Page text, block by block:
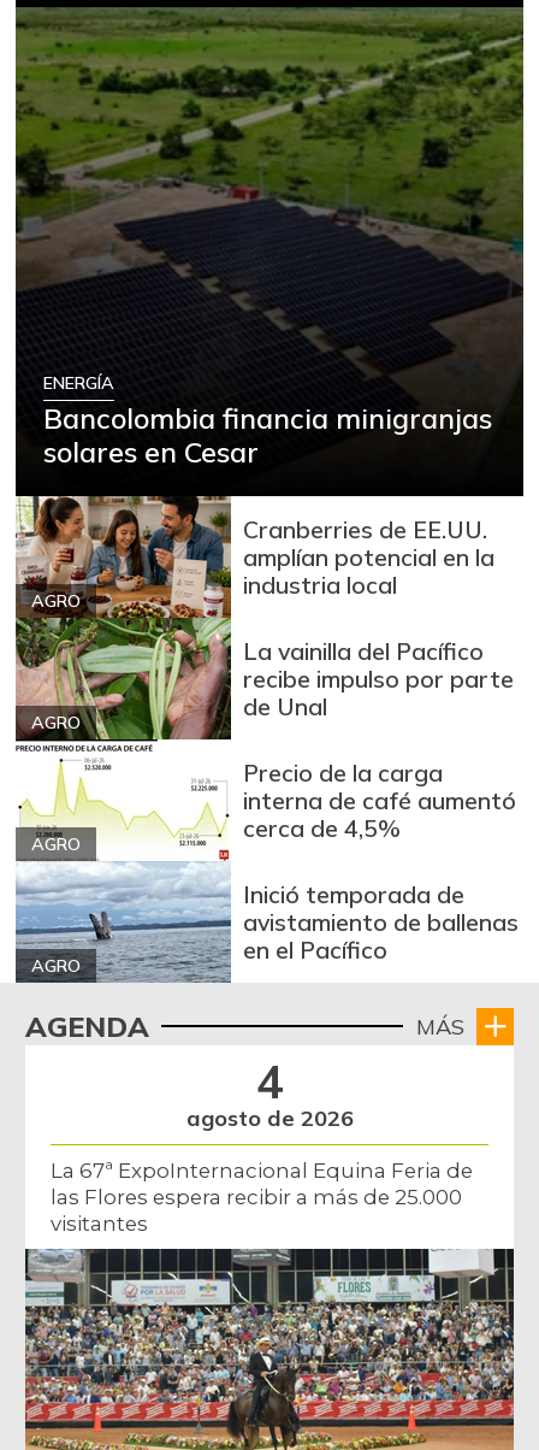
ENERGÍA
Bancolombia financia minigranjas
solares en Cesar
AGRO
Cranberries de EE.UU.
amplían potencial en la
industria local
AGRO
La vainilla del Pacífico
recibe impulso por parte
de Unal
AGRO
Precio de la carga
interna de café aumentó
cerca de 4,5%
AGRO
Inició temporada de
avistamiento de ballenas
en el Pacífico
AGENDA MÁS
4
agosto de 2026
La 67ª ExpoInternacional Equina Feria de
las Flores espera recibir a más de 25.000
visitantes